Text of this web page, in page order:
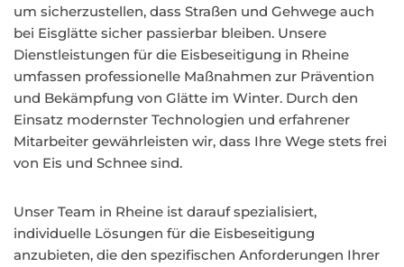
um sicherzustellen, dass Straßen und Gehwege auch
bei Eisglätte sicher passierbar bleiben. Unsere
Dienstleistungen für die Eisbeseitigung in Rheine
umfassen professionelle Maßnahmen zur Prävention
und Bekämpfung von Glätte im Winter. Durch den
Einsatz modernster Technologien und erfahrener
Mitarbeiter gewährleisten wir, dass Ihre Wege stets frei
von Eis und Schnee sind.
Unser Team in Rheine ist darauf spezialisiert,
individuelle Lösungen für die Eisbeseitigung
anzubieten, die den spezifischen Anforderungen Ihrer